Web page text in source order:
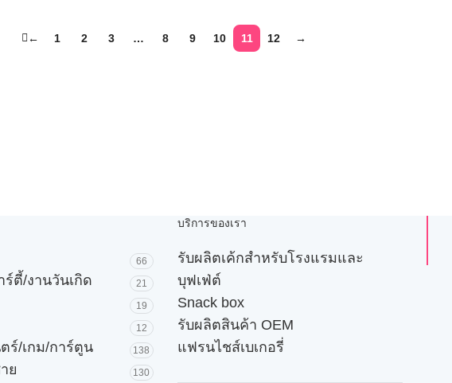
← 1 2 3 … 8 9 10 11 12 →
66
ตี้/งานวันเกิด 21
19
12
ร์/เกม/การ์ตูน 138
ย 130
บริการของเรา
รับผลิตเค้กสำหรับโรงแรมและ
บุฟเฟ่ต์
Snack box
รับผลิตสินค้า OEM
แฟรนไชส์เบเกอรี่